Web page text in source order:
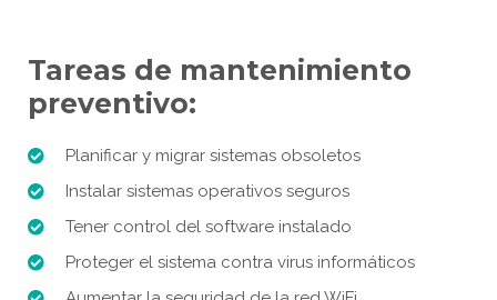
Tareas de mantenimiento
preventivo:
Planificar y migrar sistemas obsoletos
Instalar sistemas operativos seguros
Tener control del software instalado
Proteger el sistema contra virus informáticos